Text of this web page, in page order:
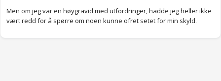
Men om jeg var en høygravid med utfordringer, hadde jeg heller ikke
vært redd for å spørre om noen kunne ofret setet for min skyld.